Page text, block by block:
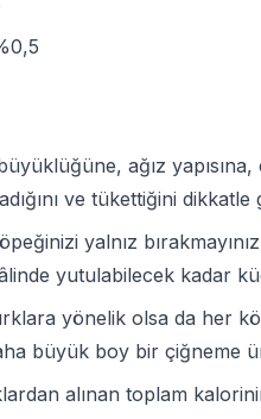
ağız
ve tükettiğini
yalnız
yutulabilecek kadar
yönelik olsa da her
büyük boy bir çiğneme
alınan toplam